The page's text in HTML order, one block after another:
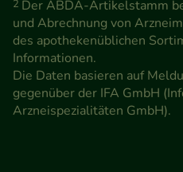
2 Der ABDA-Artikelstamm
und Abrechnung von
des apothekenüblichen
Informationen.
Die Daten basieren auf
gegenüber der IFA GmbH
Arzneispezialitäten GmbH).